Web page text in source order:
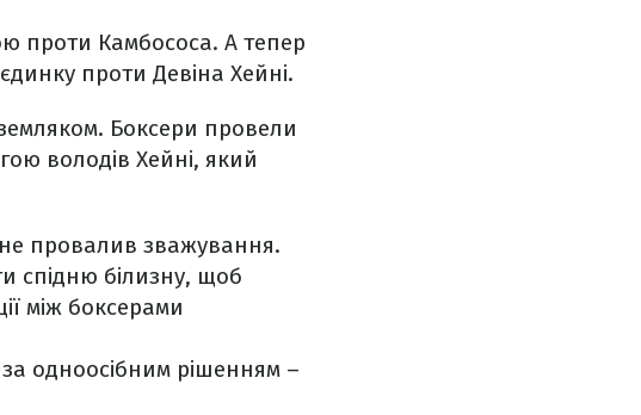
проти Камбососа. А тепер
проти Девіна Хейні.
Боксери провели
володів Хейні, який
не провалив зважування.
спідню білизну, щоб
між боксерами
одноосібним рішенням –